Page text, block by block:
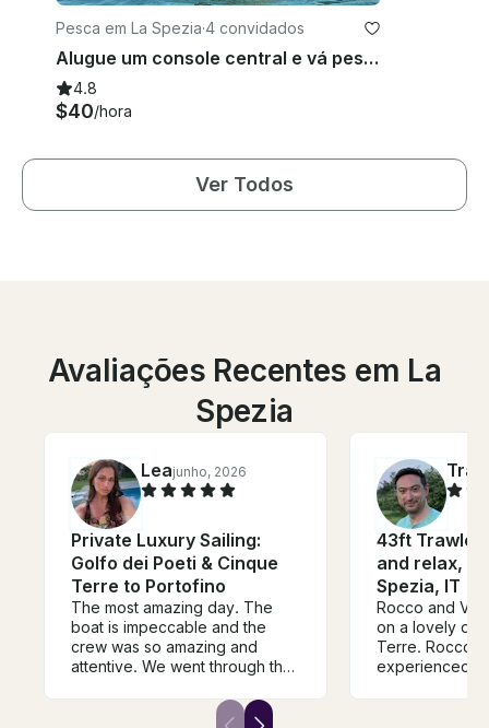
Pesca em La Spezia·4 convidados
Alugue um console central e vá pescar em La Spezia, Itália
4.8
$40/hora
Ver Todos
Avaliações Recentes em La
Spezia
Leajunho, 2026
Private Luxury Sailing:
Golfo dei Poeti & Cinque
Terre to Portofino
The most amazing day. The
boat is impeccable and the
crew was so amazing and
attentive. We went through the
stops to swim. They cooked a
43ft Trawler
and relax,
Spezia, IT
Rocco and
on a lovely
Terre. Rocco is an
experienced